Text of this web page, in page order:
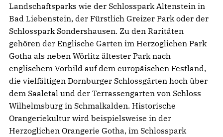
Landschaftsparks wie der Schlosspark Altenstein in
Bad Liebenstein, der Fürstlich Greizer Park oder der
Schlosspark Sondershausen. Zu den Raritäten
gehören der Englische Garten im Herzoglichen Park
Gotha als neben Wörlitz ältester Park nach
englischem Vorbild auf dem europäischen Festland,
die vielfältigen Dornburger Schlossgärten hoch über
dem Saaletal und der Terrassengarten von Schloss
Wilhelmsburg in Schmalkalden. Historische
Orangeriekultur wird beispielsweise in der
Herzoglichen Orangerie Gotha, im Schlosspark